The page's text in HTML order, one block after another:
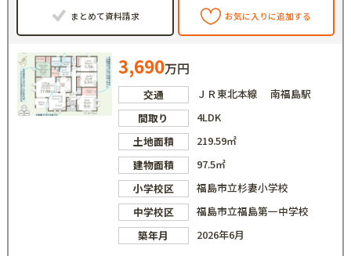
まとめて資料請求 お気に入りに追加する
3,690万円
交通
ＪＲ東北本線 南福島駅
間取り
4LDK
土地面積
219.59㎡
建物面積
97.5㎡
小学校区
福島市立杉妻小学校
中学校区
福島市立福島第一中学校
築年月
2026年6月